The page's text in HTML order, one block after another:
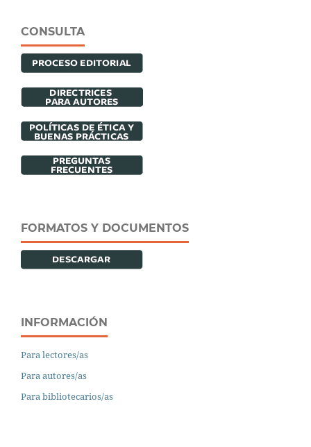
CONSULTA
FORMATOS Y DOCUMENTOS
INFORMACIÓN
Para lectores/as
Para autores/as
Para bibliotecarios/as